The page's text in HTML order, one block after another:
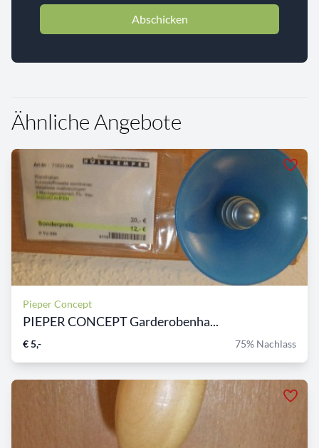
Abschicken
Ähnliche Angebote
Pieper Concept
PIEPER CONCEPT Garderobenha...
€ 5,- 75% Nachlass